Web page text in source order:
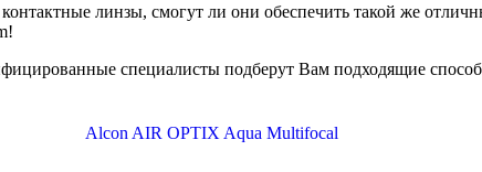
линзы, смогут ли они обеспечить такой же
специалисты подберут Вам подходящие